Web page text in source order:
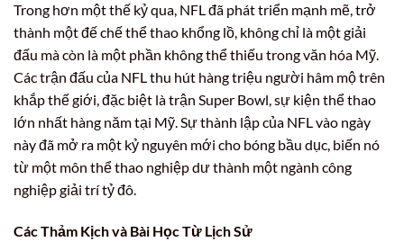
Trong hơn một thế kỷ qua, NFL đã phát triển mạnh mẽ, trở
thành một đế chế thể thao khổng lồ, không chỉ là một giải
đấu mà còn là một phần không thể thiếu trong văn hóa Mỹ.
Các trận đấu của NFL thu hút hàng triệu người hâm mộ trên
khắp thế giới, đặc biệt là trận Super Bowl, sự kiện thể thao
lớn nhất hàng năm tại Mỹ. Sự thành lập của NFL vào ngày
này đã mở ra một kỷ nguyên mới cho bóng bầu dục, biến nó
từ một môn thể thao nghiệp dư thành một ngành công
nghiệp giải trí tỷ đô.
Các Thảm Kịch và Bài Học Từ Lịch Sử